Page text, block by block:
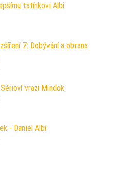
tatínkovi Albi
byla: 49 Kč.
7: Dobývání a obrana
byla: 449 Kč.
vrazi Mindok
byla: 299 Kč.
- Daniel Albi
byla: 229 Kč.